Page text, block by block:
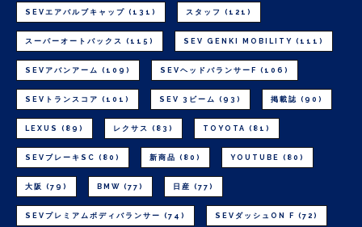
SEVエアバルブキャップ (131) スタッフ (121)
スーパーオートバックス (115) SEV GENKI MOBILITY (111)
SEVアバンアーム (109) SEVヘッドバランサーF (106)
SEVトランスコア (101) SEV 3ビーム (93) 掲載誌 (90)
LEXUS (89) レクサス (83) TOYOTA (81)
SEVブレーキSC (80) 新商品 (80) YOUTUBE (80)
大阪 (79) BMW (77) 日産 (77)
SEVプレミアムボディバランサー (74) SEVダッシュON F (72)